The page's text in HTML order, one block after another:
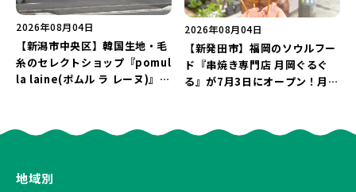
2026年08月04日
【新潟市中央区】韓国生地・毛
糸のセレクトショップ『pomul
la laine(ポムル ラ レーヌ)』が
ゼント♪
2026年08月04日
【新発田市】福岡のソウルフー
ド『串焼き専門店 月岡ぐるぐ
る』が7月3日にオープン！月岡
堪能しよう♪
地域別